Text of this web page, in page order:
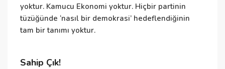
yoktur. Kamucu Ekonomi yoktur. Hiçbir partinin
tüzüğünde ‘nasıl bir demokrasi’ hedeflendiğinin
tam bir tanımı yoktur.
Sahip Çık!